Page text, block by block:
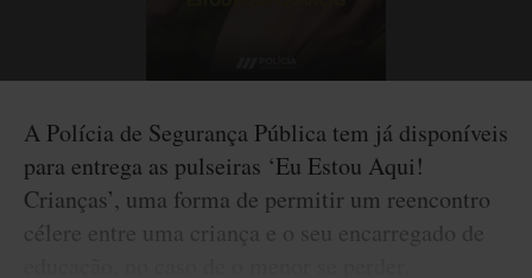
A Polícia de Segurança Pública tem já disponíveis
para entrega as pulseiras ‘Eu Estou Aqui!
Crianças’, uma forma de permitir um reencontro
célere entre uma criança e o seu encarregado de